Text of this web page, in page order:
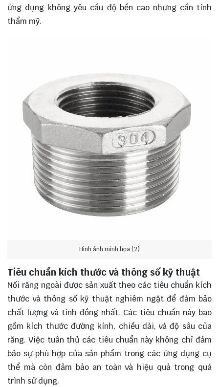
ứng dụng không yêu cầu độ bền cao nhưng cần tính
thẩm mỹ.
Hình ảnh minh họa (2)
Tiêu chuẩn kích thước và thông số kỹ thuật
Nối răng ngoài được sản xuất theo các tiêu chuẩn kích
thước và thông số kỹ thuật nghiêm ngặt để đảm bảo
chất lượng và tính đồng nhất. Các tiêu chuẩn này bao
gồm kích thước đường kính, chiều dài, và độ sâu của
răng. Việc tuân thủ các tiêu chuẩn này không chỉ đảm
bảo sự phù hợp của sản phẩm trong các ứng dụng cụ
thể mà còn đảm bảo an toàn và hiệu quả trong quá
trình sử dụng.